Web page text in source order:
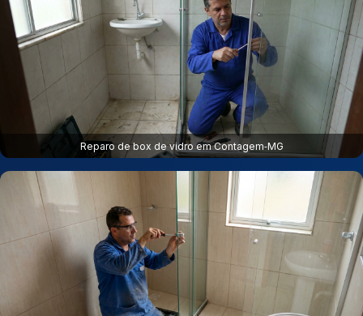
Reparo de box de vidro em Contagem‑MG